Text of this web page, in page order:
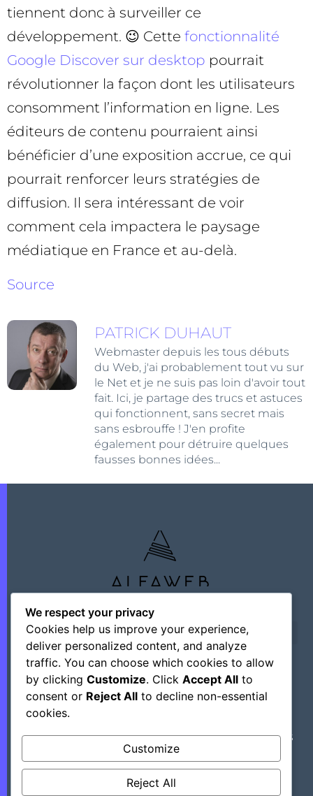
tiennent donc à surveiller ce
développement. 😉 Cette fonctionnalité
Google Discover sur desktop pourrait
révolutionner la façon dont les utilisateurs
consomment l’information en ligne. Les
éditeurs de contenu pourraient ainsi
bénéficier d’une exposition accrue, ce qui
pourrait renforcer leurs stratégies de
diffusion. Il sera intéressant de voir
comment cela impactera le paysage
médiatique en France et au-delà.
Source
PATRICK DUHAUT
Webmaster depuis les tous débuts
du Web, j'ai probablement tout vu sur
le Net et je ne suis pas loin d'avoir tout
fait. Ici, je partage des trucs et astuces
qui fonctionnent, sans secret mais
sans esbrouffe ! J'en profite
également pour détruire quelques
fausses bonnes idées...
©+2026 Outsourcing Network Intelligence
Découvrez Des Astuces, Des Hacks Et Des
Outils Régulièrement En Mettant Ce Site
Dans Vos Favoris.
We respect your privacy
Cookies help us improve your experience,
deliver personalized content, and analyze
traffic. You can choose which cookies to allow
by clicking Customize. Click Accept All to
consent or Reject All to decline non-essential
cookies.
Customize
Reject All